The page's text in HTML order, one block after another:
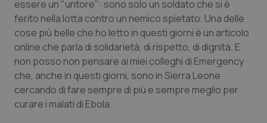
Veneto
Oncoematologia
Oncologia & Nutrizione
Psoriasi & pelle
Quotidiano Cardiologia
essere un "untore": sono solo un soldato che si è
ferito nella lotta contro un nemico spietato. Una delle
cose più belle che ho letto in questi giorni è un articolo
online che parla di solidarietà, di rispetto, di dignità. E
non posso non pensare ai miei colleghi di Emergency
che, anche in questi giorni, sono in Sierra Leone
cercando di fare sempre di più e sempre meglio per
curare i malati di Ebola.